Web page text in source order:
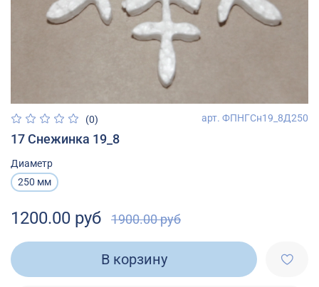
(0) арт. ФПНГСн19_8Д250
17 Снежинка 19_8
Диаметр
250 мм
1200.00 руб 1900.00 руб
В корзину